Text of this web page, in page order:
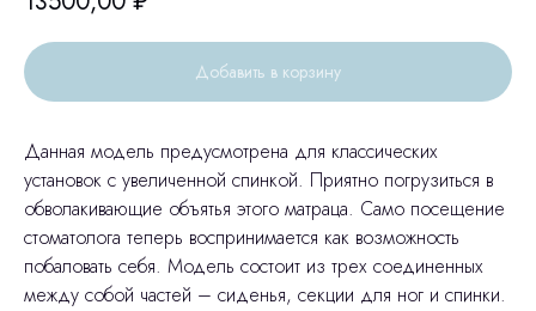
Добавить в корзину
Данная модель предусмотрена для классических
установок с увеличенной спинкой. Приятно погрузиться в
обволакивающие объятья этого матраца. Само посещение
стоматолога теперь воспринимается как возможность
побаловать себя. Модель состоит из трех соединенных
между собой частей – сиденья, секции для ног и спинки.